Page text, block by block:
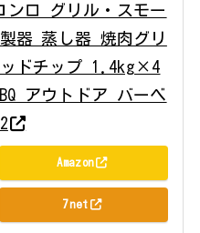
ロ グリル・スモー
器 蒸し器 焼肉グリ
ドチップ 1.4kg×4
アウトドア バーベ
Amazon
7net